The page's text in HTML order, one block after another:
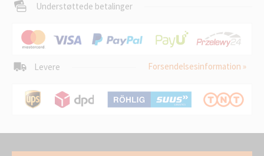
Understøttede betalinger
Levere Forsendelsesinformation »